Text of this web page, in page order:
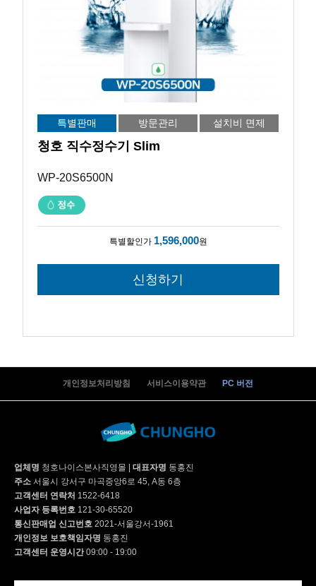
특별판매 방문관리 설치비 면제
청호 직수정수기 Slim
WP-20S6500N
특별할인가 1,596,000원
개인정보처리방침 서비스이용약관 PC 버전
업체명 청호나이스본사직영몰 대표자명 동홍진
주소 서울시 강서구 마곡중앙6로 45, A동 6층
고객센터 연락처 1522-6418
사업자 등록번호 121-30-65520
통신판매업 신고번호 2021-서울강서-1961
개인정보 보호책임자명 동홍진
고객센터 운영시간09:00 - 19:00